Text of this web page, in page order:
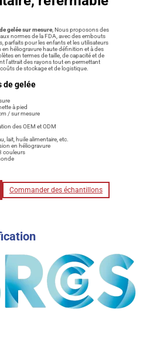
gelée sur mesure , Nous proposons des
normes de la FDA, avec des embouts
parfaits pour les enfants et les utilisateurs
héliogravure haute définition et à des
en termes de taille, de capacité et de
l'attrait des rayons tout en permettant
de stockage et de logistique.
de gelée
à pied
/ sur mesure
des OEM et ODM
lait, huile alimentaire, etc.
en héliogravure
couleurs
Commander des échantillons